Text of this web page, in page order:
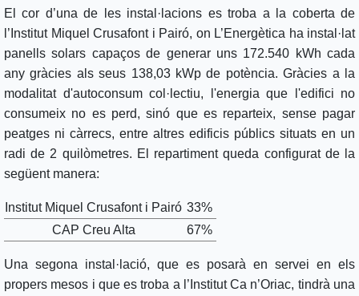
El cor d’una de les instal·lacions es troba a la coberta de
l’Institut Miquel Crusafont i Pairó, on L’Energètica ha instal·lat
panells solars capaços de generar uns 172.540 kWh cada
any gràcies als seus 138,03 kWp de potència. Gràcies a la
modalitat d'autoconsum col·lectiu, l'energia que l'edifici no
consumeix no es perd, sinó que es reparteix, sense pagar
peatges ni càrrecs, entre altres edificis públics situats en un
radi de 2 quilòmetres. El repartiment queda configurat de la
següent manera:
Institut Miquel Crusafont i Pairó 33%
CAP Creu Alta
67%
Una segona instal·lació, que es posarà en servei en els
propers mesos i que es troba a l’Institut Ca n’Oriac, tindrà una